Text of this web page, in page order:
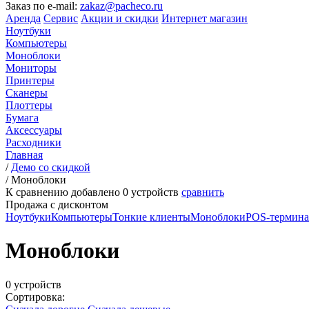
Заказ по e-mail: zakaz@pacheco.ru
Аренда Сервис Акции и скидки Интернет магазин
Ноутбуки
Компьютеры
Моноблоки
Мониторы
Принтеры
Сканеры
Плоттеры
Бумага
Аксессуары
Расходники
Главная
/ Демо со скидкой
/Моноблоки
К сравнению добавлено 0 устройств сравнить
Продажа с дисконтом
НоутбукиКомпьютерыТонкие клиентыМоноблокиPOS-
Моноблоки
0 устройств
Сортировка: